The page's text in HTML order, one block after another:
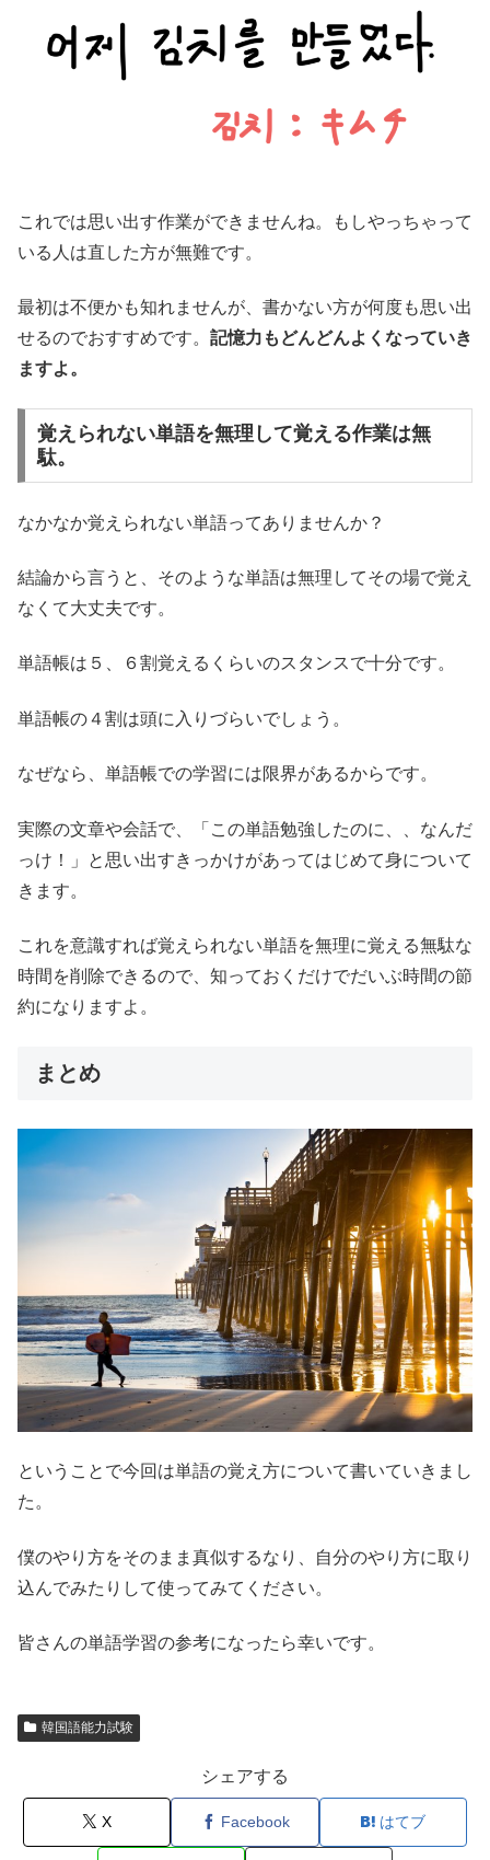
これでは思い出す作業ができませんね。もしやっちゃって
いる人は直した方が無難です。
最初は不便かも知れませんが、書かない方が何度も思い出
せるのでおすすめです。 記憶力もどんどんよくなっていき
ますよ。
覚えられない単語を無理して覚える作業は無
駄。
なかなか覚えられない単語ってありませんか？
結論から言うと、そのような単語は無理してその場で覚え
なくて大丈夫です。
単語帳は５、６割覚えるくらいのスタンスで十分です。
単語帳の４割は頭に入りづらいでしょう。
なぜなら、単語帳での学習には限界があるからです。
実際の文章や会話で、「この単語勉強したのに、、なんだ
っけ！」と思い出すきっかけがあってはじめて身について
きます。
これを意識すれば覚えられない単語を無理に覚える無駄な
時間を削除できるので、知っておくだけでだいぶ時間の節
約になりますよ。
まとめ
ということで今回は単語の覚え方について書いていきまし
た。
僕のやり方をそのまま真似するなり、自分のやり方に取り
込んでみたりして使ってみてください。
皆さんの単語学習の参考になったら幸いです。
韓国語能力試験
シェアする
X Facebook はてブ